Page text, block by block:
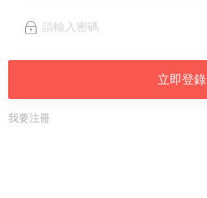
立即登錄
我要注冊